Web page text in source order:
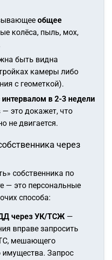
общее
колёса, пыль, мох,
быть видна
камеры либо
с геометкой).
интервалом в 2-3 недели
— это докажет, что
не двигается.
через
собственника по
— это персональные
способа:
через УК/ТСЖ —
вправе запросить
мешающего
имущества. Запрос